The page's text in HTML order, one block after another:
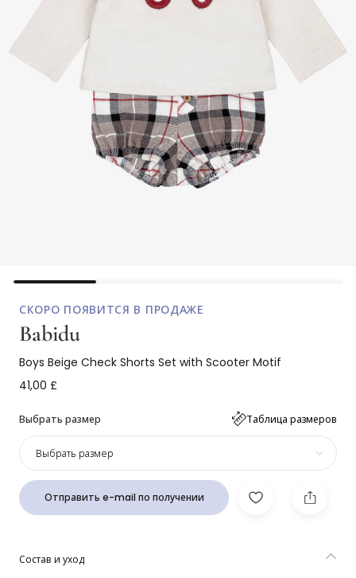
СКОРО ПОЯВИТСЯ В ПРОДАЖЕ
Babidu
Boys Beige Check Shorts Set with Scooter Motif
41,00 £
Выбрать размер Таблица размеров
Выбрать размер
Отправить e-mail по получении
Состав и уход